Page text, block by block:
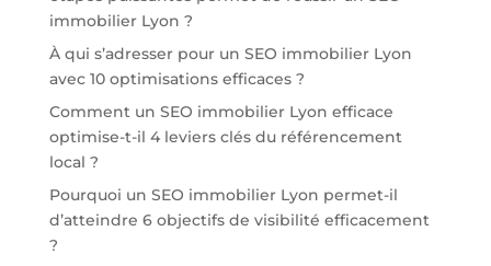
immobilier Lyon ?
À qui s’adresser pour un SEO immobilier Lyon
avec 10 optimisations efficaces ?
Comment un SEO immobilier Lyon efficace
optimise-t-il 4 leviers clés du référencement
local ?
Pourquoi un SEO immobilier Lyon permet-il
d’atteindre 6 objectifs de visibilité efficacement
?